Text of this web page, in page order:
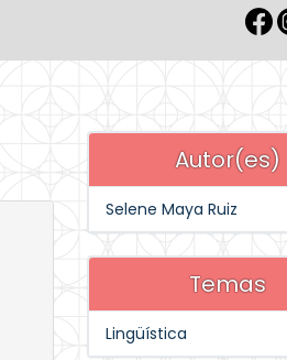
Autor(es)
Selene Maya Ruiz
Temas
Lingüística